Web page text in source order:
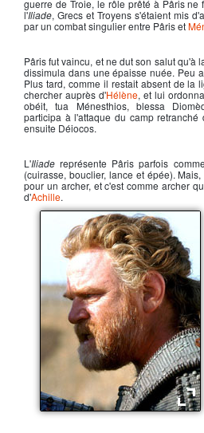
guerre de Troie, le rôle prêté à Pâris ne
l'Iliade, Grecs et Troyens s'étaient mis
par un combat singulier entre Pâris et
Pâris fut vaincu, et ne dut son salut qu'à
dissimula dans une épaisse nuée. Peu
Plus tard, comme il restait absent de la
chercher auprès d'Hélène, et lui
obéit, tua Ménesthios, blessa
participa à l'attaque du camp
ensuite Déiocos.
L'Iliade représente Pâris parfois
(cuirasse, bouclier, lance et épée).
pour un archer, et c'est comme archer
d'Achille.